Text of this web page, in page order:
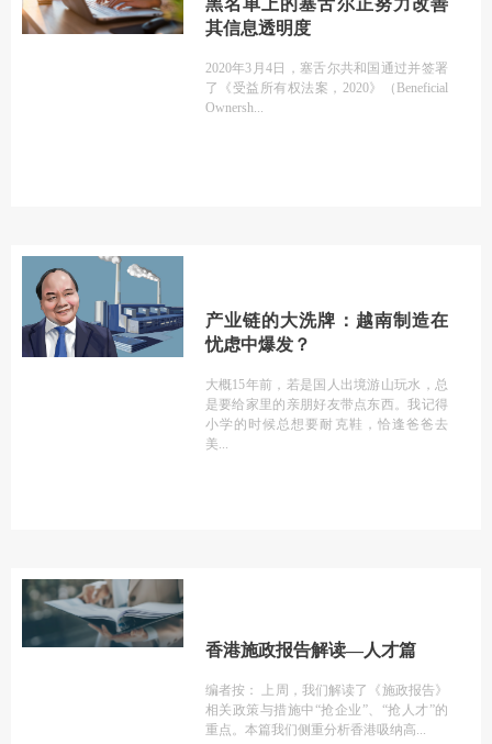
黑名单上的塞舌尔正努力改善
其信息透明度
2020年3月4日，塞舌尔共和国通过并签署
了《受益所有权法案，2020》（Beneficial
Ownersh
产业链的大洗牌：越南制造在
忧虑中爆发？
大概15年前，若是国人出境游山玩水，总
是要给家里的亲朋好友带点东西。我记得
小学的时候总想要耐克鞋，恰逢爸爸去
美
香港施政报告解读—人才篇
编者按： 上周，我们解读了《施政报告》
相关政策与措施中“抢企业”、“抢人才”的
重点。本篇我们侧重分析香港吸纳高